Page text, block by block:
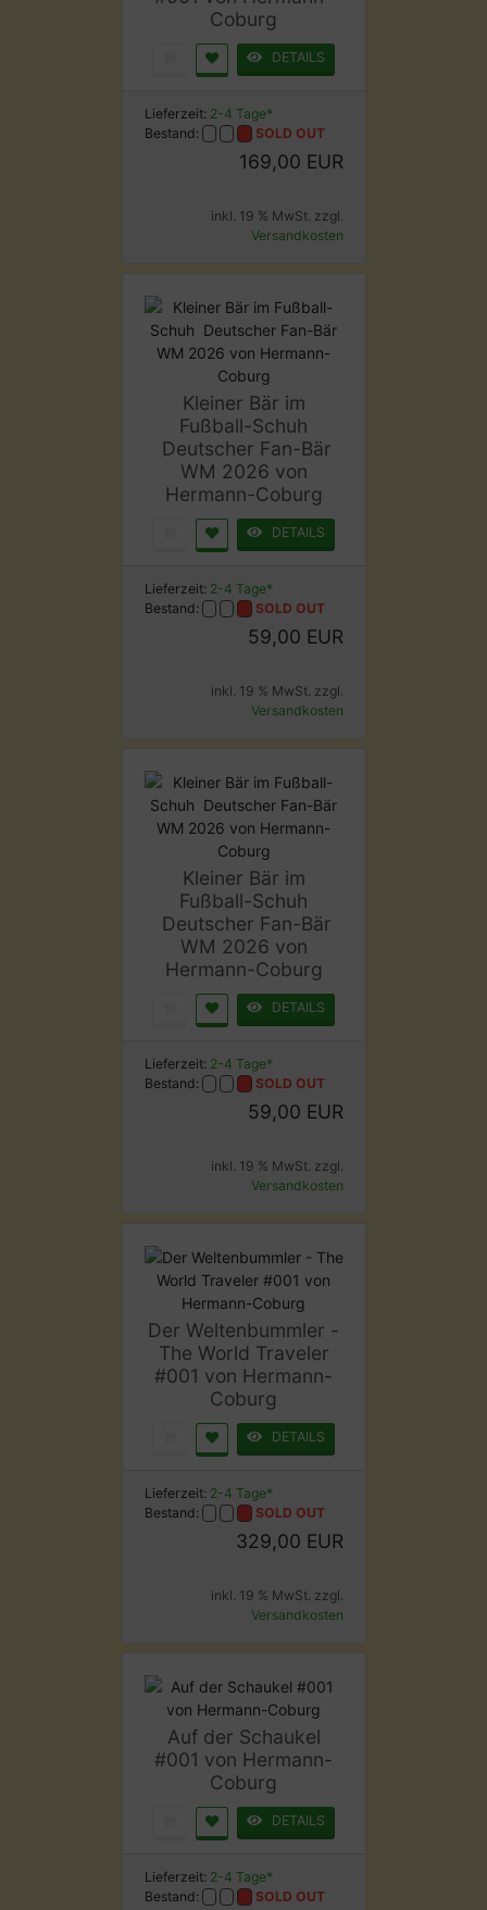
Coburg
DETAILS
Lieferzeit: 2-4 Tage*
Bestand:
SOLD OUT
169,00 EUR
inkl. 19 % MwSt. zzgl.
Versandkosten
Kleiner Bär im
Fußball-Schuh
Deutscher Fan-Bär
WM 2026 von
Hermann-Coburg
DETAILS
Lieferzeit: 2-4 Tage*
Bestand:
SOLD OUT
59,00 EUR
inkl. 19 % MwSt. zzgl.
Versandkosten
Kleiner Bär im
Fußball-Schuh
Deutscher Fan-Bär
WM 2026 von
Hermann-Coburg
DETAILS
Lieferzeit: 2-4 Tage*
Bestand:
SOLD OUT
59,00 EUR
inkl. 19 % MwSt. zzgl.
Versandkosten
Der Weltenbummler -
The World Traveler
#001 von Hermann-
Coburg
DETAILS
Lieferzeit: 2-4 Tage*
Bestand:
SOLD OUT
329,00 EUR
inkl. 19 % MwSt. zzgl.
Versandkosten
Auf der Schaukel
#001 von Hermann-
Coburg
DETAILS
Lieferzeit: 2-4 Tage*
Bestand:
SOLD OUT